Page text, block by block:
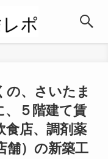
の、さいたま
、５階建て賃
食店、調剤薬
舗）の新築工